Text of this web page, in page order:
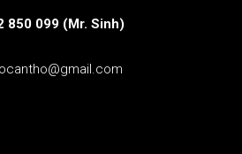
850 099 (Mr. Sinh)